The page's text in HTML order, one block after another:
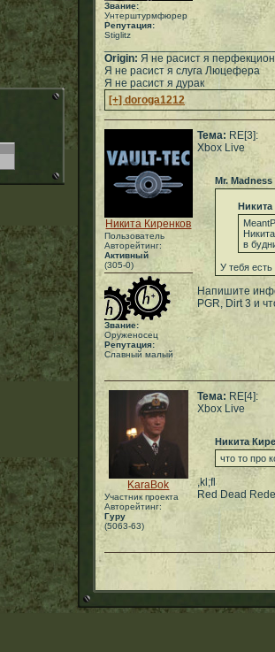
Звание:
Унтерштурмфюрер
Репутация:
Stiglitz
Origin: Я не расист я
Я не расист я слуга Люцефера
Я не расист я дурак
[+] doroga1212
Никита Киренков
Пользователь
Авторейтинг:
Активный
(305-0)
Звание:
Оруженосец
Репутация:
Славный малый
Тема: RE[3]:
Xbox Live
Mr. Madness
в
У тебя
Напишите
PGR, Dirt 3 и
KaraBok
Участник проекта
Авторейтинг:
Гуру
(5063-63)
Тема: RE[4]:
Xbox Live
Никита
что то про
,kl;fl
Red Dead